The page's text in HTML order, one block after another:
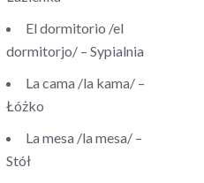
El dormitorio /el
dormitorjo/ – Sypialnia
La cama /la kama/ –
Łóżko
La mesa /la mesa/ –
Stół